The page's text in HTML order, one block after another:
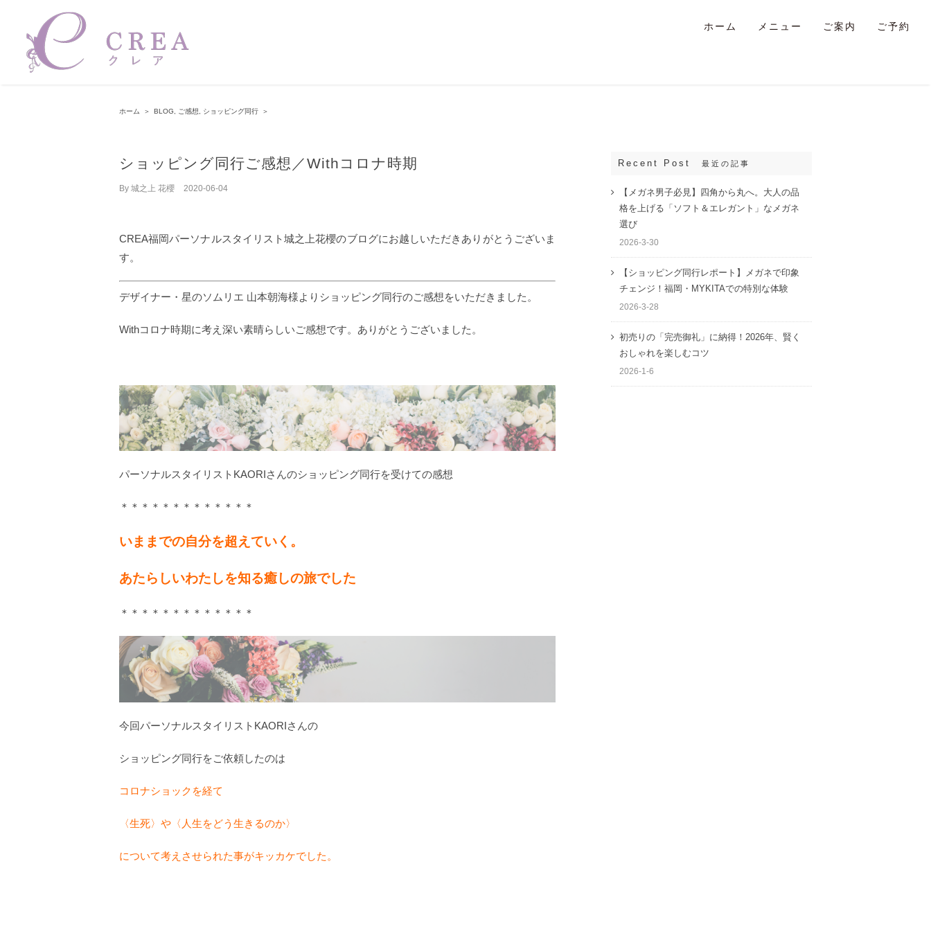
content
ホーム メニュー ご案内 ご予約
ホーム ＞ BLOG ご感想 ショッピング同行 ＞
ショッピング同行ご感想／Withコロナ時期
By 城之上 花櫻 2020-06-04
CREA福岡パーソナルスタイリスト城之上花櫻のブログにお越しいただきありがとうございま
す。
デザイナー・星のソムリエ 山本朝海様よりショッピング同行のご感想をいただきました。
Withコロナ時期に考え深い素晴らしいご感想です。ありがとうございました。
パーソナルスタイリストKAORIさんのショッピング同行を受けての感想
＊＊＊＊＊＊＊＊＊＊＊＊＊
いままでの自分を超えていく。
あたらしいわたしを知る癒しの旅でした
＊＊＊＊＊＊＊＊＊＊＊＊＊
今回パーソナルスタイリストKAORIさんの
ショッピング同行をご依頼したのは
コロナショックを経て
〈生死〉や〈人生をどう生きるのか〉
について考えさせられた事がキッカケでした。
Recent Post 最近の記事
【メガネ男子必見】四角から丸へ。大人の品
格を上げる「ソフト＆エレガント」なメガネ
選び
2026-3-30
【ショッピング同行レポート】メガネで印象
チェンジ！福岡・MYKITAでの特別な体験
2026-3-28
初売りの「完売御礼」に納得！2026年、賢く
おしゃれを楽しむコツ
2026-1-6